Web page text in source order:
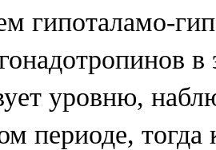
гипоталамо-
в
уровню,
периоде,